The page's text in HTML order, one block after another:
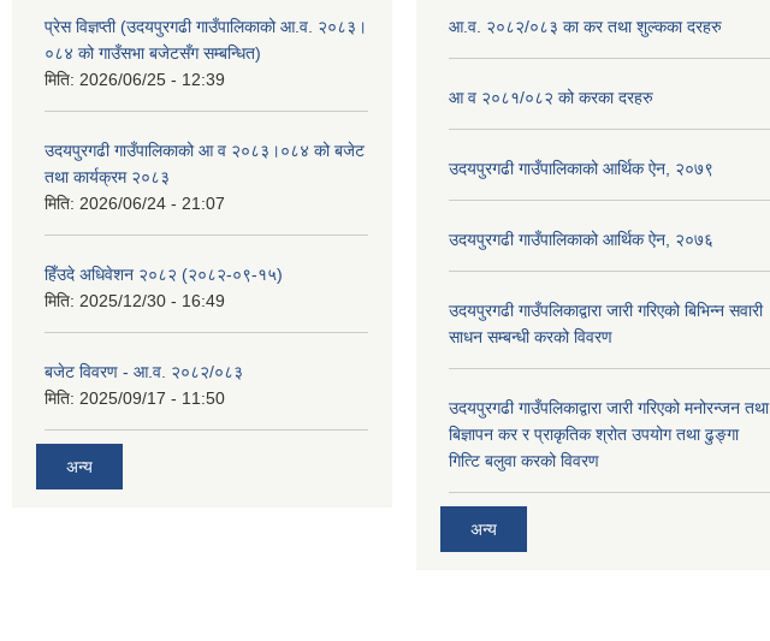
प्रेस विज्ञप्ती (उदयपुरगढी गाउँपालिकाको आ.व. २०८३।
०८४ को गाउँसभा बजेटसँग सम्बन्धित)
मिति: 2026/06/25 - 12:39
उदयपुरगढी गाउँपालिकाको आ व २०८३।०८४ को बजेट
तथा कार्यक्रम २०८३
मिति: 2026/06/24 - 21:07
हिँउदे अधिवेशन २०८२ (२०८२-०९-१५)
मिति: 2025/12/30 - 16:49
बजेट विवरण - आ.व. २०८२/०८३
मिति: 2025/09/17 - 11:50
अन्य
आ.व. २०८२/०८३ का कर तथा शुल्कका दरहरु
आ व २०८१/०८२ को करका दरहरु
उदयपुरगढी गाउँपालिकाको आर्थिक ऐन, २०७९
उदयपुरगढी गाउँपालिकाको आर्थिक ऐन, २०७६
उदयपुरगढी गाउँपलिकाद्वारा जारी गरिएको बिभिन्न सवारी
साधन सम्बन्धी करको विवरण
उदयपुरगढी गाउँपलिकाद्वारा जारी गरिएको मनोरन्जन तथा
बिज्ञापन कर र प्राकृतिक श्रोत उपयोग तथा ढुङ्गा
गित्टि बलुवा करको विवरण
अन्य